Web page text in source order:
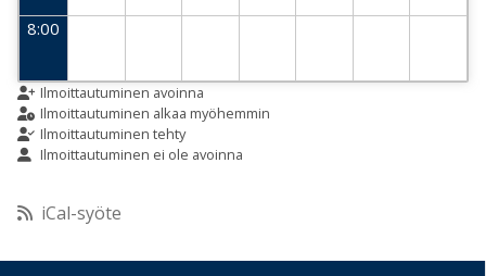
8:00
9:00
10:00
11:00
Ilmoittautuminen avoinna
Ilmoittautuminen alkaa myöhemmin
Ilmoittautuminen tehty
Ilmoittautuminen ei ole avoinna
iCal-syöte